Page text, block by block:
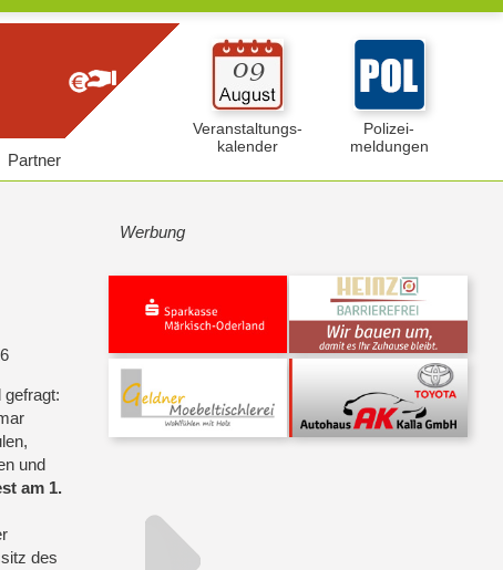
Veranstaltungs-
kalender
Polizei-
meldungen
Partner
gefragt:
und
am 1.
des
Werbung